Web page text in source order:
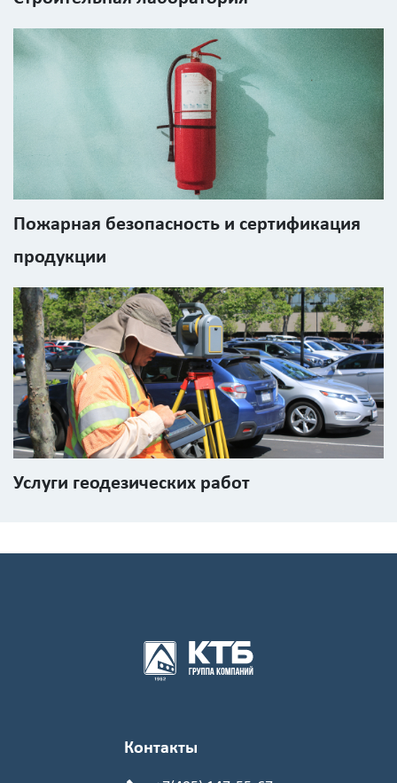
Пожарная безопасность и сертификация
продукции
Услуги геодезических работ
Контакты
код
с
картинки
Я согласен на
обработку
персональных
данных